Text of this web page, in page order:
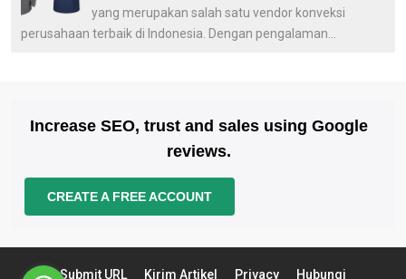
yang merupakan salah satu vendor konveksi
perusahaan terbaik di Indonesia. Dengan pengalaman...
Increase SEO, trust and sales using Google
reviews.
CREATE A FREE ACCOUNT
Submit URL Kirim Artikel Privacy Hubungi